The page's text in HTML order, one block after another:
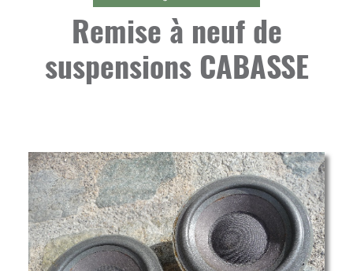
Remise à neuf de
suspensions CABASSE